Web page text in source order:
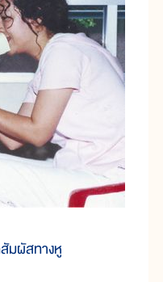
มผัสทางหู